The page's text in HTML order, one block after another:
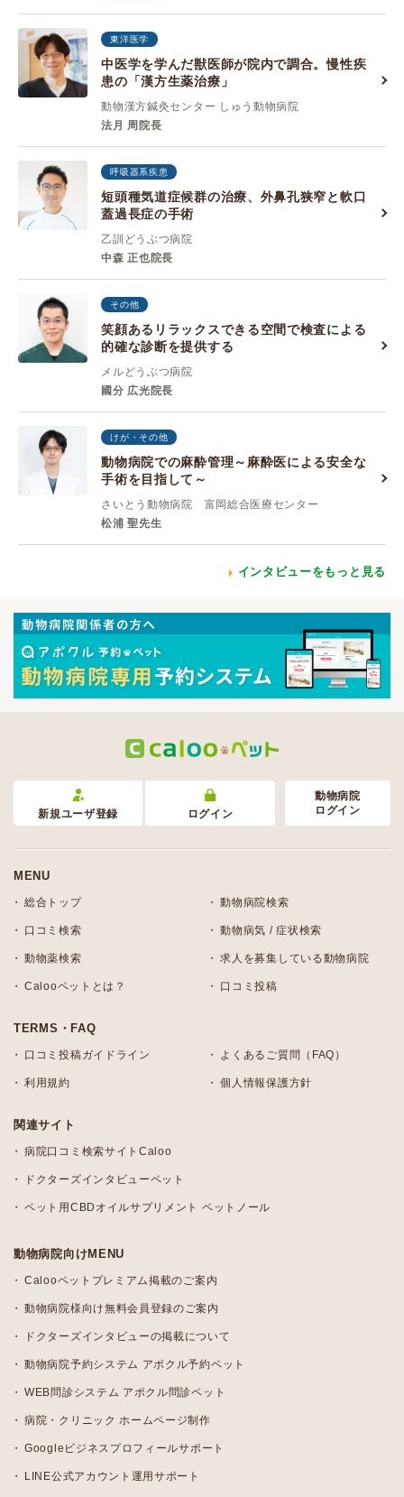
東洋医学
中医学を学んだ獣医師が院内で調合。慢性疾
患の「漢方生薬治療」
動物漢方鍼灸センター しゅう動物病院
法月 周院長
呼吸器系疾患
短頭種気道症候群の治療、外鼻孔狭窄と軟口
蓋過長症の手術
乙訓どうぶつ病院
中森 正也院長
その他
笑顔あるリラックスできる空間で検査による
的確な診断を提供する
メルどうぶつ病院
國分 広光院長
けが・その他
動物病院での麻酔管理～麻酔医による安全な
手術を目指して～
さいとう動物病院 富岡総合医療センター
松浦 聖先生
インタビューをもっと見る
新規ユーザ登録 ログイン
動物病院
ログイン
MENU
総合トップ 動物病院検索
口コミ検索 動物病気 / 症状検索
動物薬検索 求人を募集している動物病院
Calooペットとは？ 口コミ投稿
TERMS・FAQ
口コミ投稿ガイドライン よくあるご質問（FAQ）
利用規約 個人情報保護方針
関連サイト
病院口コミ検索サイトCaloo
ドクターズインタビューペット
ペット用CBDオイルサプリメント ペットノール
動物病院向けMENU
Calooペットプレミアム掲載のご案内
動物病院様向け無料会員登録のご案内
ドクターズインタビューの掲載について
動物病院予約システム アポクル予約ペット
WEB問診システム アポクル問診ペット
病院・クリニック ホームページ制作
Googleビジネスプロフィールサポート
LINE公式アカウント運用サポート